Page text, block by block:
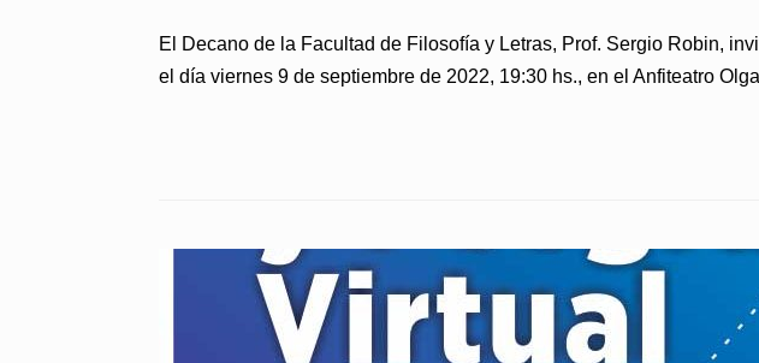
El Decano de la Facultad de Filosofía y Letras, Prof. Sergio Robin,
el día viernes 9 de septiembre de 2022, 19:30 hs., en el Anfiteatro